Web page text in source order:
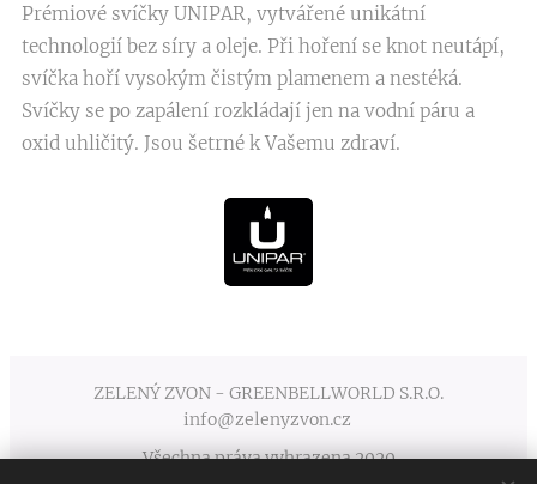
Prémiové svíčky UNIPAR, vytvářené unikátní
technologií bez síry a oleje. Při hoření se knot neutápí,
svíčka hoří vysokým čistým plamenem a nestéká.
Svíčky se po zapálení rozkládají jen na vodní páru a
oxid uhličitý. Jsou šetrné k Vašemu zdraví.
ZELENÝ ZVON - GREENBELLWORLD S.R.O.
info@zelenyzvon.cz
Všechna práva vyhrazena 2020